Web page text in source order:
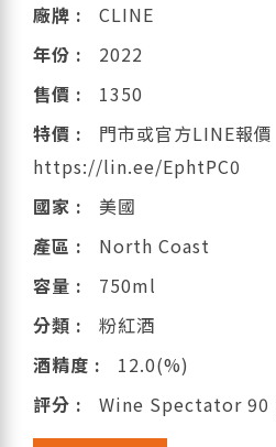
廠牌 :
CLINE
年份 :
2022
售價 :
1350
特價 :
門市或官方LINE報價
https://lin.ee/EphtPC0
國家 :
美國
產區 :
North Coast
容量 :
750ml
分類 :
粉紅酒
酒精度 :
12.0(%)
評分 :
Wine Spectator